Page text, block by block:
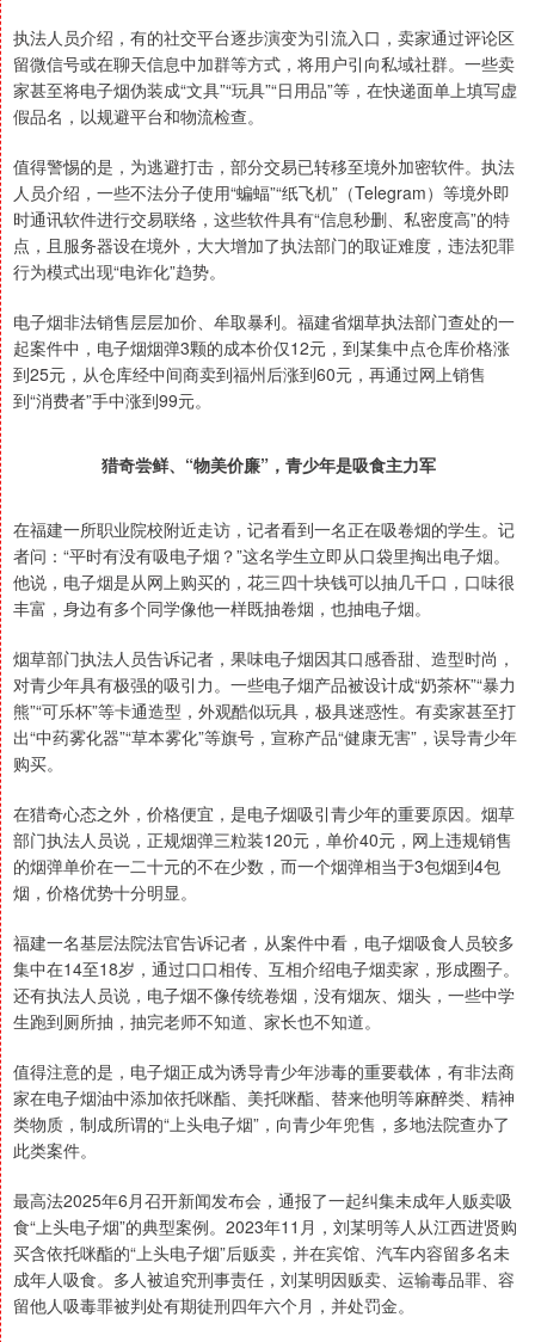
执法人员介绍，有的社交平台逐步演变为引流入口，卖家通过评论区
留微信号或在聊天信息中加群等方式，将用户引向私域社群。一些卖
家甚至将电子烟伪装成“文具”“玩具”“日用品”等，在快递面单上填写虚
假品名，以规避平台和物流检查。
值得警惕的是，为逃避打击，部分交易已转移至境外加密软件。执法
人员介绍，一些不法分子使用“蝙蝠”“纸飞机”（Telegram）等境外即
时通讯软件进行交易联络，这些软件具有“信息秒删、私密度高”的特
点，且服务器设在境外，大大增加了执法部门的取证难度，违法犯罪
行为模式出现“电诈化”趋势。
电子烟非法销售层层加价、牟取暴利。福建省烟草执法部门查处的一
起案件中，电子烟烟弹3颗的成本价仅12元，到某集中点仓库价格涨
到25元，从仓库经中间商卖到福州后涨到60元，再通过网上销售
到“消费者”手中涨到99元。
猎奇尝鲜、“物美价廉”，青少年是吸食主力军
在福建一所职业院校附近走访，记者看到一名正在吸卷烟的学生。记
者问：“平时有没有吸电子烟？”这名学生立即从口袋里掏出电子烟。
他说，电子烟是从网上购买的，花三四十块钱可以抽几千口，口味很
丰富，身边有多个同学像他一样既抽卷烟，也抽电子烟。
烟草部门执法人员告诉记者，果味电子烟因其口感香甜、造型时尚，
对青少年具有极强的吸引力。一些电子烟产品被设计成“奶茶杯”“暴力
熊”“可乐杯”等卡通造型，外观酷似玩具，极具迷惑性。有卖家甚至打
出“中药雾化器”“草本雾化”等旗号，宣称产品“健康无害”，误导青少年
购买。
在猎奇心态之外，价格便宜，是电子烟吸引青少年的重要原因。烟草
部门执法人员说，正规烟弹三粒装120元，单价40元，网上违规销售
的烟弹单价在一二十元的不在少数，而一个烟弹相当于3包烟到4包
烟，价格优势十分明显。
福建一名基层法院法官告诉记者，从案件中看，电子烟吸食人员较多
集中在14至18岁，通过口口相传、互相介绍电子烟卖家，形成圈子。
还有执法人员说，电子烟不像传统卷烟，没有烟灰、烟头，一些中学
生跑到厕所抽，抽完老师不知道、家长也不知道。
值得注意的是，电子烟正成为诱导青少年涉毒的重要载体，有非法商
家在电子烟油中添加依托咪酯、美托咪酯、替来他明等麻醉类、精神
类物质，制成所谓的“上头电子烟”，向青少年兜售，多地法院查办了
此类案件。
最高法2025年6月召开新闻发布会，通报了一起纠集未成年人贩卖吸
食“上头电子烟”的典型案例。2023年11月，刘某明等人从江西进贤购
买含依托咪酯的“上头电子烟”后贩卖，并在宾馆、汽车内容留多名未
成年人吸食。多人被追究刑事责任，刘某明因贩卖、运输毒品罪、容
留他人吸毒罪被判处有期徒刑四年六个月，并处罚金。